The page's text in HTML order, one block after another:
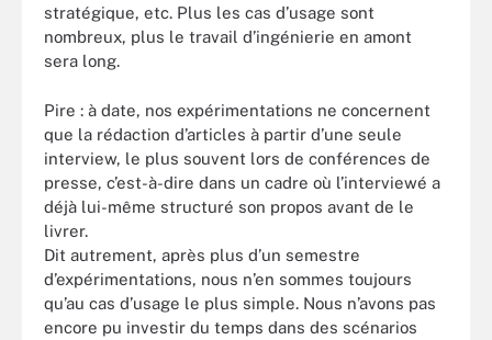
stratégique, etc. Plus les cas d’usage sont
nombreux, plus le travail d’ingénierie en amont
sera long.
Pire : à date, nos expérimentations ne concernent
que la rédaction d’articles à partir d’une seule
interview, le plus souvent lors de conférences de
presse, c’est-à-dire dans un cadre où l’interviewé a
déjà lui-même structuré son propos avant de le
livrer.
Dit autrement, après plus d’un semestre
d’expérimentations, nous n’en sommes toujours
qu’au cas d’usage le plus simple. Nous n’avons pas
encore pu investir du temps dans des scénarios